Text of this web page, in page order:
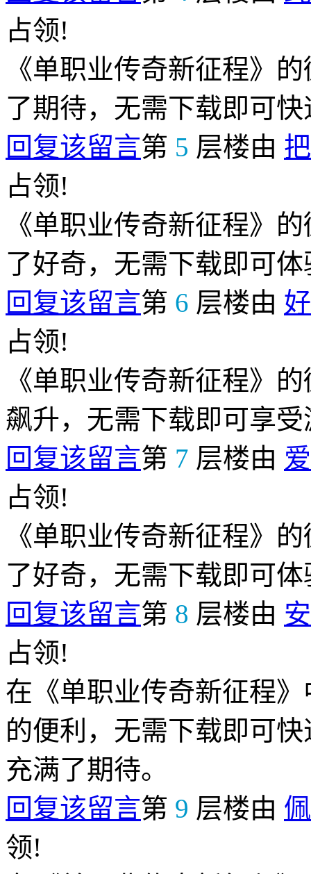
占领!
《单职业传奇新征程》
了期待，无需下载即可
回复该留言第 5 层楼由
占领!
《单职业传奇新征程》
了好奇，无需下载即可
回复该留言第 6 层楼由
占领!
《单职业传奇新征程》
飙升，无需下载即可享
回复该留言第 7 层楼由
占领!
《单职业传奇新征程》
了好奇，无需下载即可
回复该留言第 8 层楼由
占领!
在《单职业传奇新征程
的便利，无需下载即可
充满了期待。
回复该留言第 9 层楼由
领!